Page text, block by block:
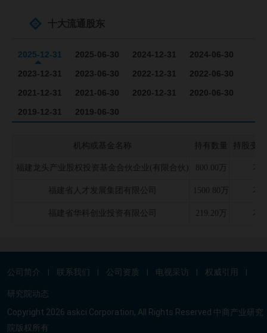
十大流通股东
2025-12-31 2025-06-30 2024-12-31
2024-06-30
2023-12-31
2023-06-30 2022-12-31
2022-06-30
2021-12-31
2021-06-30 2020-12-31
2020-06-30
2019-12-31
2019-06-30
机构或基金名称 持有数量 持股变
福建龙头产业股权投资基金合伙企业(有限合伙) 800.00万 不
福建省人才发展集团有限公司 1500.80万 不
福建省华科创业投资有限公司 219.20万 不
公司简介 联系我们 公司资质 电视采访 权威引用
研究院动态
Copyright 2026 askci Corporation, All Rights Reserved 中商产业研究
院版权所有